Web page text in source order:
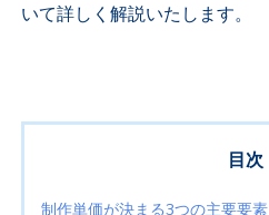
いて詳しく解説いたします。
目次
制作単価が決まる3つの主要要素